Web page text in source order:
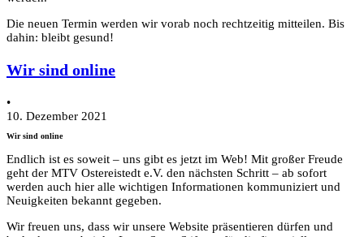
Die neuen Termin werden wir vorab noch rechtzeitig mitteilen. Bis
dahin: bleibt gesund!
Wir sind online
•
10. Dezember 2021
Wir sind online
Endlich ist es soweit – uns gibt es jetzt im Web! Mit großer Freude
geht der MTV Ostereistedt e.V. den nächsten Schritt – ab sofort
werden auch hier alle wichtigen Informationen kommuniziert und
Neuigkeiten bekannt gegeben.
Wir freuen uns, dass wir unsere Website präsentieren dürfen und